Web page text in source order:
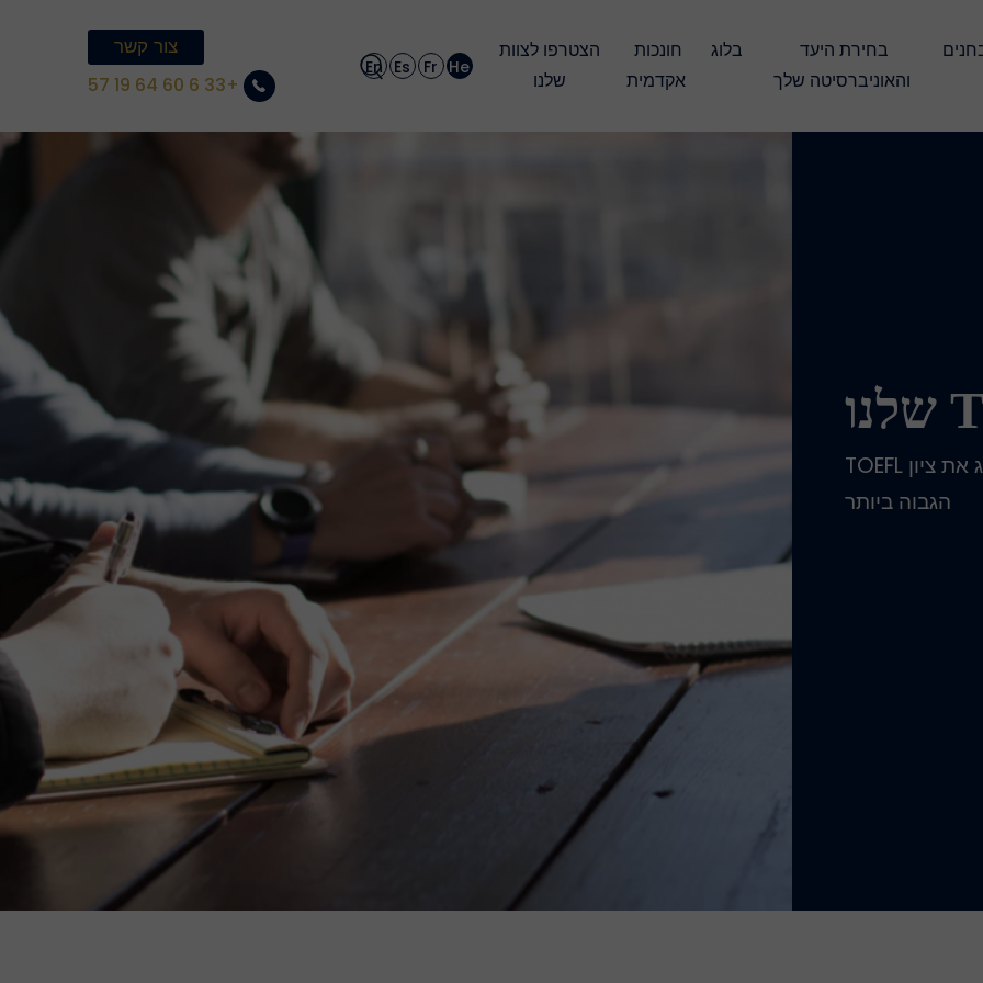
בחירת היעד
והאוניברסיטה שלך
בלוג
אקדמית
הצטרפו לצוות
שלנו
He
Fr
Es
En
צור קשר
+33 6 60 64 19 57
סמוך על בית הספר החלומי שלך שיעזור לך להשיג את ציון TOEFL
הגבוה ביותר